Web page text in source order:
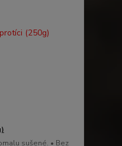
sušené. • Bez